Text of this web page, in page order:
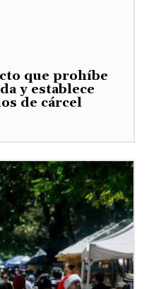
que prohíbe
y establece
de cárcel